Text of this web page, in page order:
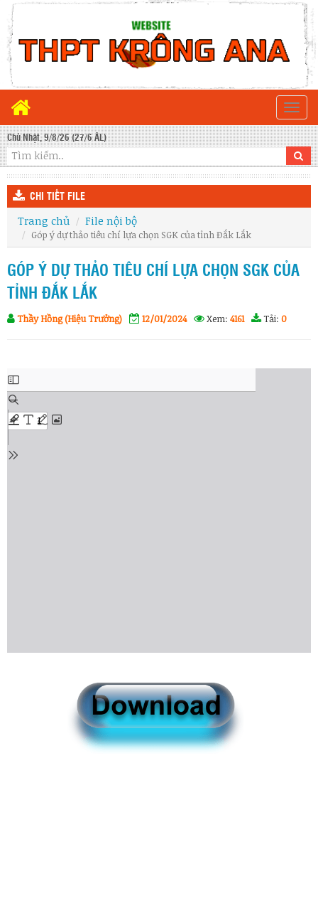
Chủ Nhật, 9/8/26 (27/6 ÂL)
CHI TIẾT FILE
Trang chủ File nội bộ
Góp ý dự thảo tiêu chí lựa chọn SGK của tỉnh Đắk Lắk
GÓP Ý DỰ THẢO TIÊU CHÍ LỰA CHỌN SGK CỦA
TỈNH ĐẮK LẮK
Thầy Hồng (Hiệu Trưởng) 12/01/2024 Xem: 4161 Tải: 0